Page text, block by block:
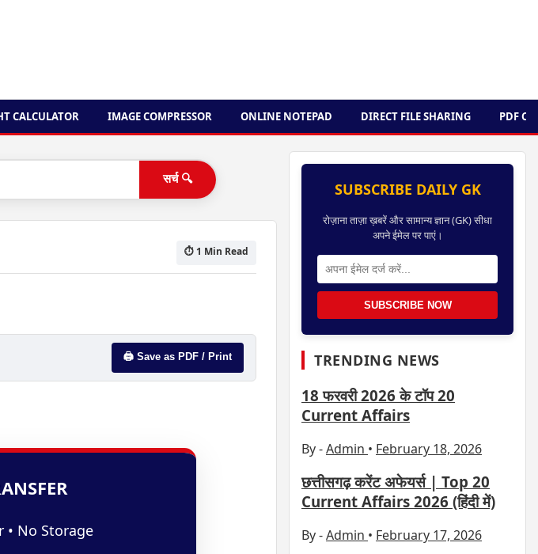
CALCULATOR IMAGE COMPRESSOR ONLINE NOTEPAD DIRECT FILE SHARING PDF
सर्च 🔍
⏱ 1 Min Read
🖨️ Save as PDF / Print
• No Storage
SUBSCRIBE DAILY GK
रोज़ाना ताज़ा ख़बरें और सामान्य ज्ञान (GK) सीधा
अपने ईमेल पर पाएं।
SUBSCRIBE NOW
TRENDING NEWS
18 फरवरी 2026 के टॉप 20
Current Affairs
By -Admin • February 18, 2026
छत्तीसगढ़ करेंट अफेयर्स | Top 20
Current Affairs 2026 (हिंदी में)
By -Admin • February 17, 2026